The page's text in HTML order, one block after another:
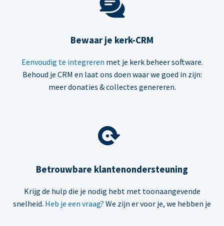
Bewaar je kerk-CRM
Eenvoudig te integreren met je kerk beheer software.
Behoud je CRM en laat ons doen waar we goed in zijn:
meer donaties & collectes genereren.
Betrouwbare klantenondersteuning
Krijg de hulp die je nodig hebt met toonaangevende
snelheid. Heb je een vraag? We zijn er voor je, we hebben je